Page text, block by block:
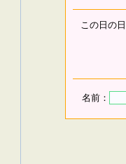
この日の
名前：